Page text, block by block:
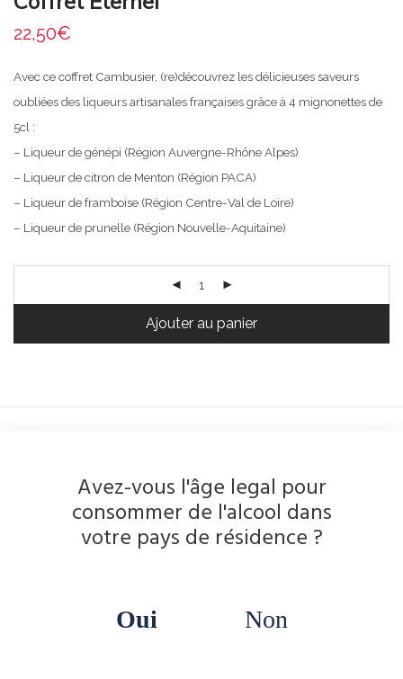
22,50€
Avec ce coffret Cambusier, (re)découvrez les délicieuses saveurs
oubliées des liqueurs artisanales françaises grâce à 4 mignonettes de
5cl :
– Liqueur de génépi (Région Auvergne-Rhône Alpes)
– Liqueur de citron de Menton (Région PACA)
– Liqueur de framboise (Région Centre-Val de Loire)
– Liqueur de prunelle (Région Nouvelle-Aquitaine)
Ajouter au panier
0.650 kg
Dimensions 16 × 8 × 21 cm
Vous aimerez peut-être aussi…
Avez-vous l'âge legal pour
consommer de l'alcool dans
votre pays de résidence ?
Oui Non